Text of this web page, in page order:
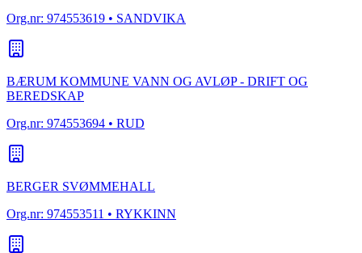
Org.nr: 974553619 • SANDVIKA
BÆRUM KOMMUNE VANN OG AVLØP - DRIFT OG
BEREDSKAP
Org.nr: 974553694 • RUD
BERGER SVØMMEHALL
Org.nr: 974553511 • RYKKINN